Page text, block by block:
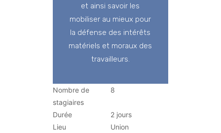
et ainsi savoir les
mobiliser au mieux pour
la défense des intérêts
matériels et moraux des
travailleurs.
Nombre de
stagiaires
8
Durée
2 jours
Lieu
Union